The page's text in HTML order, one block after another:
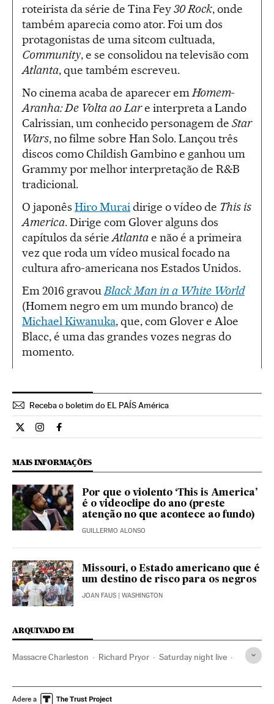
roteirista da série de Tina Fey30 Rock, onde
também aparecia como ator. Foi um dos
protagonistas de uma sitcom cultuada,
Community, e se consolidou na televisão com
Atlanta, que também escreveu.
No cinema acaba de aparecer em Homem-
Aranha: De Volta ao Lare interpreta a Lando
Calrissian, um conhecido personagem de Star
Wars, no filme sobre Han Solo. Lançou três
discos como Childish Gambino e ganhou um
Grammy por melhor interpretação de R&B
tradicional.
O japonês Hiro Murai dirige o vídeo de This is
America. Dirige com Glover alguns dos
capítulos da série Atlantae não é a primeira
vez que roda um vídeo musical focado na
cultura afro-americana nos Estados Unidos.
Em 2016 gravou Black Man in a White World
(Homem negro em um mundo branco) de
Michael Kiwanuka, que, com Glover e Aloe
Blacc, é uma das grandes vozes negras do
momento.
Receba o boletim do EL PAÍS América
Cultura El País Brasil en Twitter
Cultura El País Brasil en Instagram
Cultura El País Brasil en Facebook
MAIS INFORMAÇÕES
Por que o violento ‘This is America’
é o videoclipe do ano (preste
atenção no que acontece ao fundo)
GUILLERMO ALONSO
Missouri, o Estado americano que é
um destino de risco para os negros
JOAN FAUS | WASHINGTON
ARQUIVADO EM
Massacre Charleston Richard Pryor Saturday night live
Redes sociais Conflitos raciais
Adere a